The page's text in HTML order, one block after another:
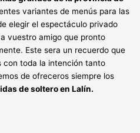
variantes de menús para las
elegir el espectáculo privado
vuestro amigo que pronto
Este sera un recuerdo que
con toda la intención tanto
de ofreceros siempre los
de soltero en Lalín.